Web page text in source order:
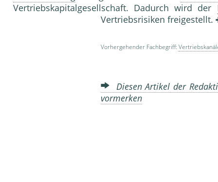
Vertriebskapitalgesellschaft. Dadurch wird der
Vertriebsrisiken freigestellt.
Vorhergehender Fachbegriff:
Diesen Artikel der
vormerken